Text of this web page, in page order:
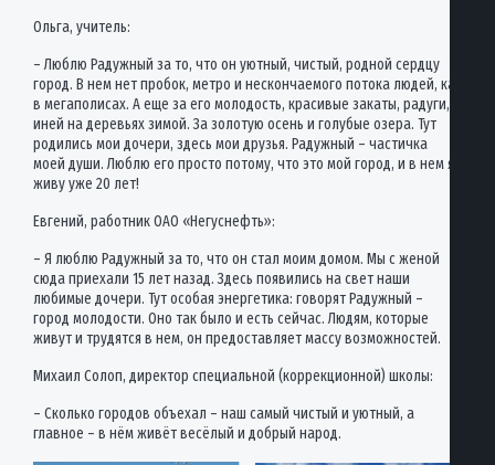
Ольга, учитель:
– Люблю Радужный за то, что он уютный, чистый, родной сердцу
город. В нем нет пробок, метро и нескончаемого потока людей, как
в мегаполисах. А еще за его молодость, красивые закаты, радуги,
иней на деревьях зимой. За золотую осень и голубые озера. Тут
родились мои дочери, здесь мои друзья. Радужный – частичка
моей души. Люблю его просто потому, что это мой город, и в нем я
живу уже 20 лет!
Евгений, работник ОАО «Негуснефть»:
– Я люблю Радужный за то, что он стал моим домом. Мы с женой
сюда приехали 15 лет назад. Здесь появились на свет наши
любимые дочери. Тут особая энергетика: говорят Радужный –
город молодости. Оно так было и есть сейчас. Людям, которые
живут и трудятся в нем, он предоставляет массу возможностей.
Михаил Солоп, директор специальной (коррекционной) школы:
– Сколько городов объехал – наш самый чистый и уютный, а
главное – в нём живёт весёлый и добрый народ.